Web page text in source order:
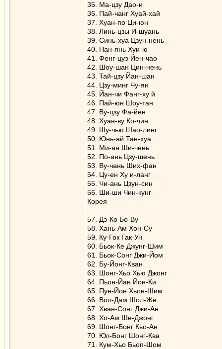
35. Ма-цзу Дао-и
36. Пай-чанг Хуай-хай
37. Хуан-по Ци-юн
38. Линь-цзы И-шуань
39. Синь-хуа Цзун-нень
40. Нан-янь Хуи-ю
41. Фенг-цуэ Йен-чао
42. Шоу-шан Цин-нень
43. Тай-цзу Йан-шан
44. Цзу-минг Чу-ян
45. Йан-чи Фанг-ху й
46. Пай-юн Шоу-тан
47. Ву-цзу Фа-йен
48. Хуан-ву Ко-чин
49. Шу-чью Шао-линг
50. Юнь-ай Тан-хуа
51. Ми-ан Ши-чень
52. По-ань Цзу-шень
53. Ву-чань Ших-фан
54. Цу-ен Ху и-ланг
55. Чи-ань Цзун-син
56. Ши-ши Чин-кунг
Корея
57. Дэ-Ко Бо-Ву
58. Хань-Ам Хон-Су
59. Ку-Гок Гак-Ун
60. Бьок-Ке Джунг-Шим
61. Бьок-Сонг Джи-Йом
62. Бу-Йонг-Кван
63. Шонг-Хьо Хью Джонг
64. Пьон-Йан Йон-Ки
65. Пун-Йон Хьон-Шим
66. Вол-Дам Шол-Же
67. Хван-Сонг Джи-Ан
68. Хо-Ам Ше-Джонг
69. Шонг-Бонг Кьо-Ан
70. Юл-Бонг Шонг-Ква
71. Кум-Хьо Бьоп-Шом